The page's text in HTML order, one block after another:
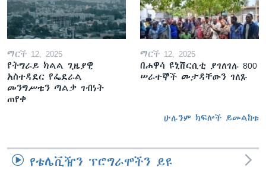
ማርች 12, 2025
የትግራይ ክልል ጊዜያዊ
አስተዳደር የፌደራል
መንግሥቱን ጣልቃ ገብነት
ጠየቀ
ማርች 12, 2025
በሐዋሳ ዩኒቨርሲቲ ያገለገሉ 800
ሠራተኞች መታዳቸውን ገለጹ
ሁሉንም ክፍሎች ይመልከቱ
የቴሌቪዥን ፕሮግራሞችን ይዩ